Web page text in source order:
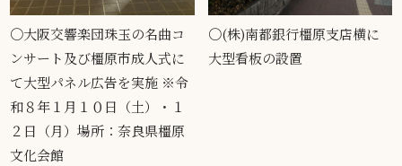
〇大阪交響楽団珠玉の名曲コ
ンサート及び橿原市成人式に
て大型パネル広告を実施 ※令
和８年１月１０日（土）・１
２日（月）場所：奈良県橿原
文化会館
〇(株)南都銀行橿原支店横に
大型看板の設置